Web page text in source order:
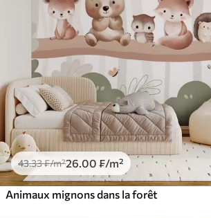
43.33₣/m²26 .00 ₣/m²
Animaux mignons dans la forêt